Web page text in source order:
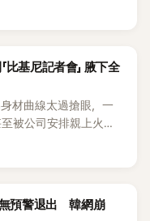
基尼記者會」 腋下全
材曲線太過搶眼，一
至被公司安排親上火
這場記者會後來還被
紀人太難搞－秘書
代表「媽媽群」——李智
無預警退出 韓網崩